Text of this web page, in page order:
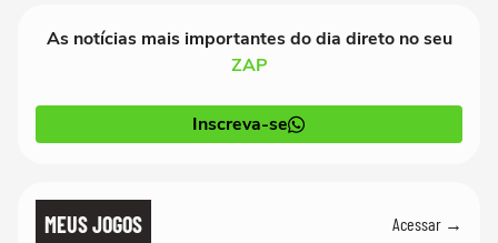
As notícias mais importantes do dia direto no seu
ZAP
Inscreva-se
MEUS JOGOS Acessar →